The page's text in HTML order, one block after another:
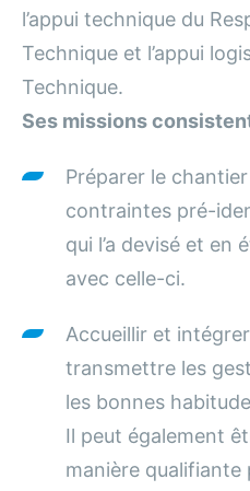
l’appui technique du
Technique et l’appui
Technique.
Ses missions
Préparer le
contraintes pré-
qui l’a devisé et en
avec celle-ci.
Accueillir et
transmettre les
les bonnes
Il peut également
manière qualifiante